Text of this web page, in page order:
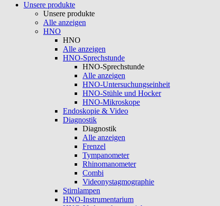
Unsere produkte
Unsere produkte
Alle anzeigen
HNO
HNO
Alle anzeigen
HNO-Sprechstunde
HNO-Sprechstunde
Alle anzeigen
HNO-Untersuchungseinheit
HNO-Stühle und Hocker
HNO-Mikroskope
Endoskopie & Video
Diagnostik
Diagnostik
Alle anzeigen
Frenzel
Tympanometer
Rhinomanometer
Combi
Videonystagmographie
Stirnlampen
HNO-Instrumentarium